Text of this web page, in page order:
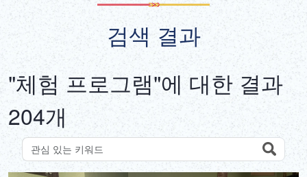
日本語
ENGLISH
中文(简体)
中文(繁體/正體)
한글
Email
Copy URL
검색 결과
"체험 프로그램"에 대한 결과
204개
키워드로 명소 검색